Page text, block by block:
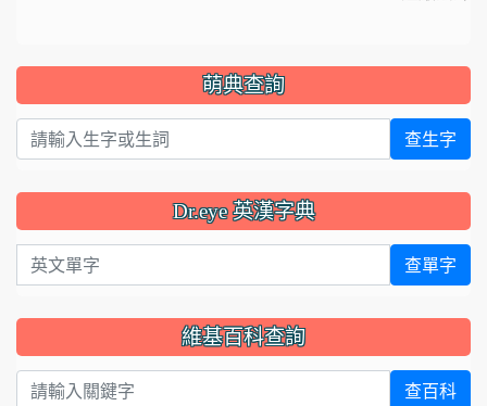
萌典查詢
查生字
Dr.eye 英漢字典
英文單字 查單字
維基百科查詢
查百科